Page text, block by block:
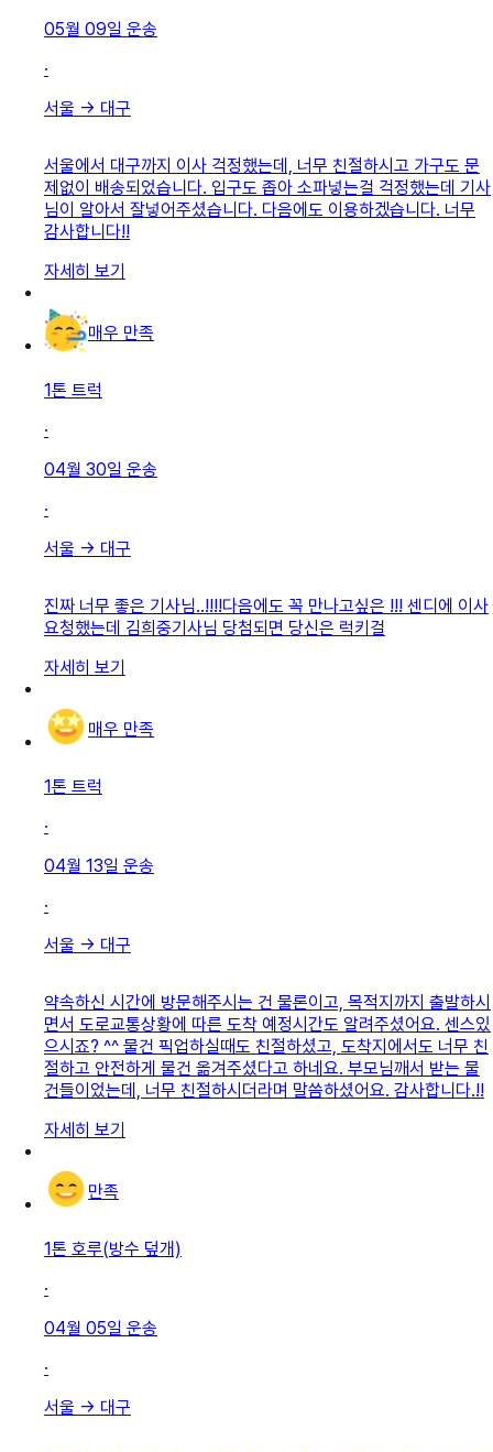
05월 09일 운송
·
서울 → 대구
서울에서 대구까지 이사 걱정했는데, 너무 친절하시고 가구도 문
제없이 배송되었습니다. 입구도 좁아 소파넣는걸 걱정했는데 기사
님이 알아서 잘넣어주셨습니다. 다음에도 이용하겠습니다. 너무
감사합니다!!
자세히 보기
매우 만족
1톤 트럭
·
04월 30일 운송
·
서울 → 대구
진짜 너무 좋은 기사님..!!!!다음에도 꼭 만나고싶은 !!! 센디에 이사
요청했는데 김희중기사님 당첨되면 당신은 럭키걸
자세히 보기
매우 만족
1톤 트럭
·
04월 13일 운송
·
서울 → 대구
약속하신 시간에 방문해주시는 건 물론이고, 목적지까지 출발하시
면서 도로교통상황에 따른 도착 예정시간도 알려주셨어요. 센스있
으시죠? ^^ 물건 픽업하실때도 친절하셨고, 도착지에서도 너무 친
절하고 안전하게 물건 옮겨주셨다고 하네요. 부모님깨서 받는 물
건들이었는데, 너무 친절하시더라며 말씀하셨어요. 감사합니다.!!
자세히 보기
만족
1톤 호루(방수 덮개)
·
04월 05일 운송
·
서울 → 대구